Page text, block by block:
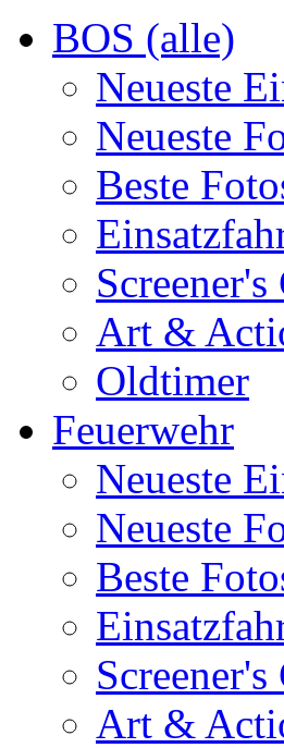
BOS (alle)
Neueste
Neueste
Beste
Art &
Oldtimer
Feuerwehr
Neueste
Neueste
Beste
Art &